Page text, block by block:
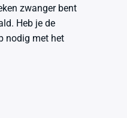
zwanger bent
Heb je de
nodig met het